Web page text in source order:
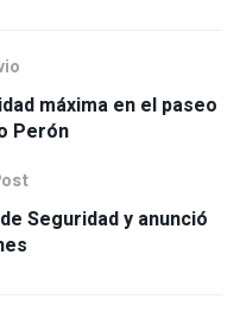
máxima en el paseo
Perón
Seguridad y anunció